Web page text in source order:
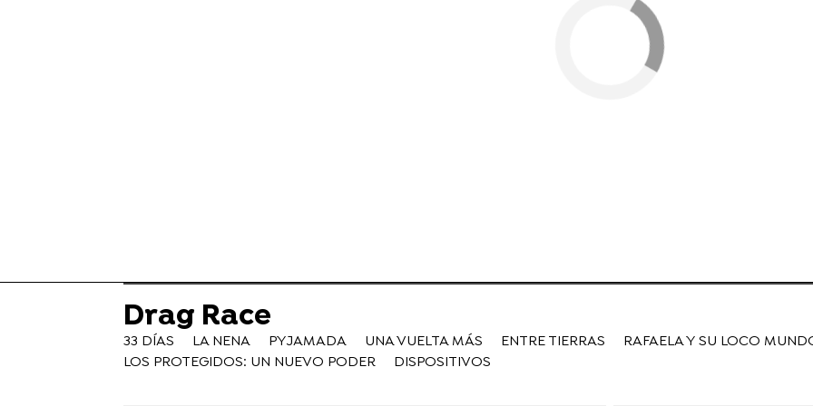
Drag Race
33 DÍAS LA NENA PYJAMADA UNA VUELTA MÁS ENTRE TIERRAS RAFAELA Y SU LOCO
LOS PROTEGIDOS: UN NUEVO PODER
DISPOSITIVOS